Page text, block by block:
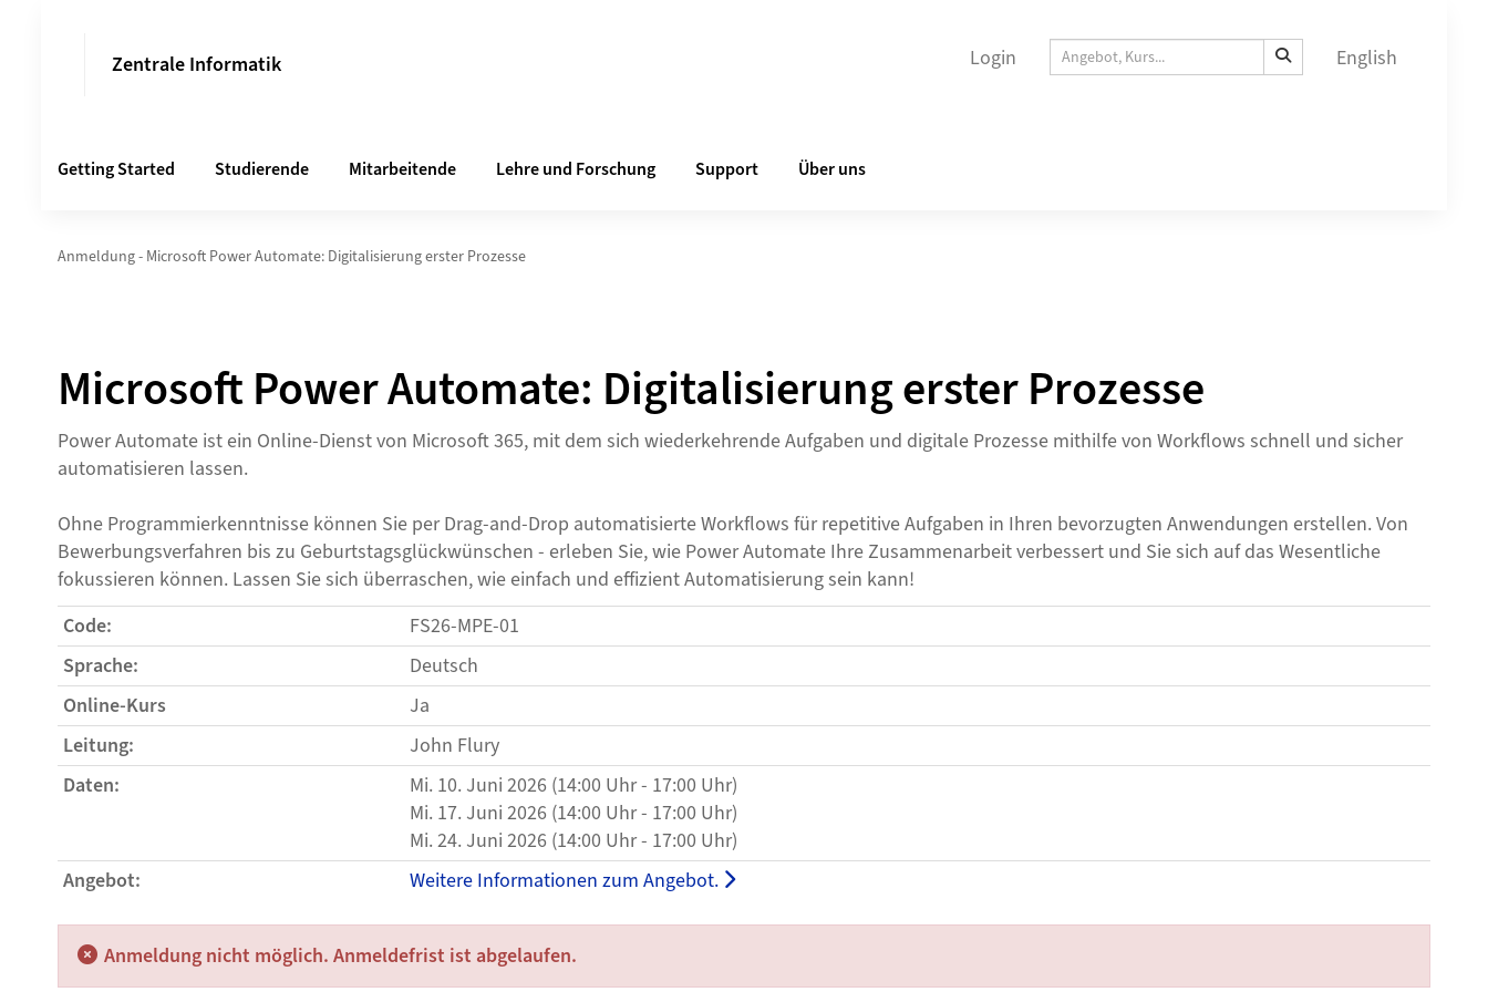
Zentrale Informatik English
Login
Getting Started Studierende Mitarbeitende Lehre und Forschung Support Über uns
Anmeldung - Microsoft Power Automate: Digitalisierung erster Prozesse
Microsoft Power Automate: Digitalisierung erster Prozesse
Power Automate ist ein Online-Dienst von Microsoft 365, mit dem sich wiederkehrende Aufgaben und digitale Prozesse mithilfe von Workflows schnell und sicher
automatisieren lassen.
Ohne Programmierkenntnisse können Sie per Drag-and-Drop automatisierte Workflows für repetitive Aufgaben in Ihren bevorzugten Anwendungen erstellen. Von
Bewerbungsverfahren bis zu Geburtstagsglückwünschen - erleben Sie, wie Power Automate Ihre Zusammenarbeit verbessert und Sie sich auf das Wesentliche
fokussieren können. Lassen Sie sich überraschen, wie einfach und effizient Automatisierung sein kann!​​​​​​​
Code:
FS26-MPE-01
Sprache:
Deutsch
Online-Kurs
Ja
Leitung:
John Flury
Daten:
Mi. 10. Juni 2026 (14:00 Uhr - 17:00 Uhr)
Mi. 17. Juni 2026 (14:00 Uhr - 17:00 Uhr)
Mi. 24. Juni 2026 (14:00 Uhr - 17:00 Uhr)
Angebot:
Weitere Informationen zum Angebot.
Anmeldung nicht möglich. Anmeldefrist ist abgelaufen.